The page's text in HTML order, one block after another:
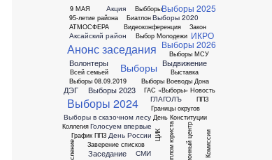
9 МАЯ
95-летие района
АТМОСФЕРА
Аксайский район
Акция
Анонс заседания
Биатлон
Видеоконференция
Волонтеры
Всей семьей
Выбборы
Выбор Молодежи
Выборы
Выборы 08.09.2019
Выборы 2020
Выборы 2023
Выборы 2024
Выборы 2025
Выборы 2026
Выборы Воеводы Дона
Выборы МСУ
Выборы в сказочном лесу
Выдвижение
Выставка
ГАС «Выборы»
ГЛАГОЛЪ
Голосуем впервые
Границы округов
График ППЗ
ДЭГ
День Конституции
День России Диплом юриста
Заверение списков
Закон
Заседание
ИКРО
Коллегия
Комиссии
Новость
ППЗ
СМИ
ЦИК